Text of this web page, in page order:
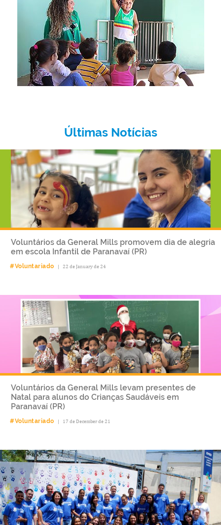
Últimas Notícias
Voluntários da General Mills promovem dia de alegria
em escola Infantil de Paranavaí (PR)
#Voluntariado | 22 de January de 24
Voluntários da General Mills levam presentes de
Natal para alunos do Crianças Saudáveis em
Paranavaí (PR)
#Voluntariado | 17 de December de 21